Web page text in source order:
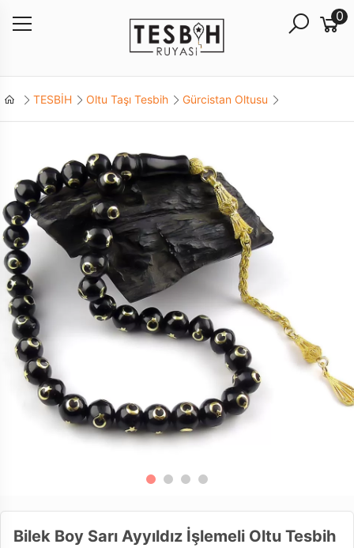
0
TESBİH Oltu Taşı Tesbih Gürcistan Oltusu
Bilek Boy Sarı Ayyıldız İşlemeli Oltu Tesbih